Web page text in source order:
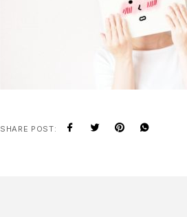
SHARE POST: